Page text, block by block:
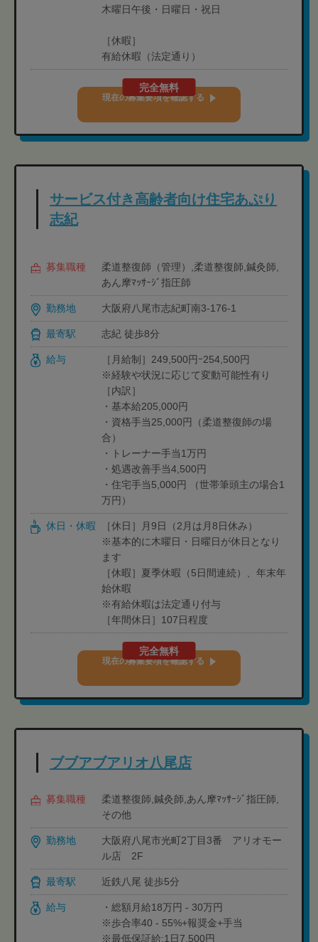
木曜日午後・日曜日・祝日
［休暇］
有給休暇（法定通り）
完全無料
現在の募集要項を確認する
サービス付き高齢者向け住宅あぷり
志紀
募集職種
柔道整復師（管理）,柔道整復師,鍼灸師,
あん摩ﾏｯｻｰｼﾞ指圧師
勤務地 大阪府八尾市志紀町南3-176-1
最寄駅 志紀 徒歩8分
給与
［月給制］249,500円ｰ254,500円
※経験や状況に応じて変動可能性有り
［内訳］
・基本給205,000円
・資格手当25,000円（柔道整復師の場
合）
・トレーナー手当1万円
・処遇改善手当4,500円
・住宅手当5,000円 （世帯筆頭主の場合1
万円）
休日・休暇
［休日］月9日（2月は月8日休み）
※基本的に木曜日・日曜日が休日となり
ます
［休暇］夏季休暇（5日間連続）、年末年
始休暇
※有給休暇は法定通り付与
［年間休日］107日程度
完全無料
現在の募集要項を確認する
ブブアブアリオ八尾店
募集職種
柔道整復師,鍼灸師,あん摩ﾏｯｻｰｼﾞ指圧師,
その他
勤務地
大阪府八尾市光町2丁目3番 アリオモー
ル店 2F
最寄駅 近鉄八尾 徒歩5分
給与
・総額月給18万円 - 30万円
※歩合率40 - 55%+報奨金+手当
※最低保証給:1日7,500円